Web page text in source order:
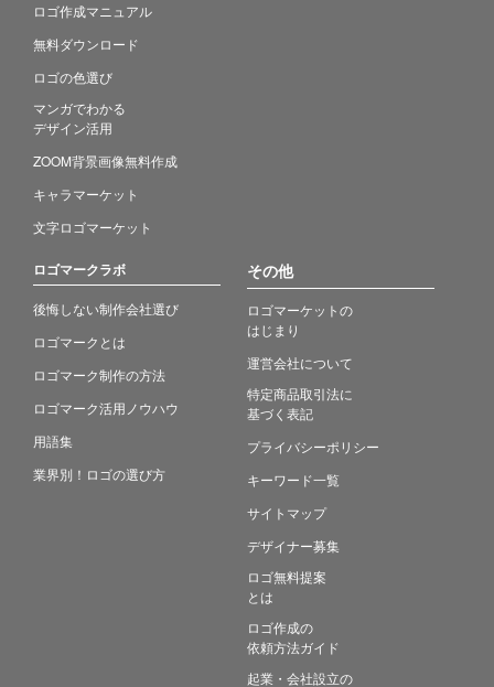
ロゴ作成マニュアル
無料ダウンロード
ロゴの色選び
マンガでわかる
デザイン活用
ZOOM背景画像無料作成
キャラマーケット
文字ロゴマーケット
ロゴマークラボ
後悔しない制作会社選び
ロゴマークとは
ロゴマーク制作の方法
ロゴマーク活用ノウハウ
用語集
業界別！ロゴの選び方
その他
ロゴマーケットの
はじまり
運営会社について
特定商品取引法に
基づく表記
プライバシーポリシー
キーワード一覧
サイトマップ
デザイナー募集
ロゴ無料提案
とは
ロゴ作成の
依頼方法ガイド
起業・会社設立の